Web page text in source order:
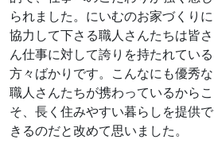
られました。にいむのお家づくりに
協力して下さる職人さんたちは皆さ
ん仕事に対して誇りを持たれている
方々ばかりです。こんなにも優秀な
職人さんたちが携わっているからこ
そ、長く住みやすい暮らしを提供で
きるのだと改めて思いました。